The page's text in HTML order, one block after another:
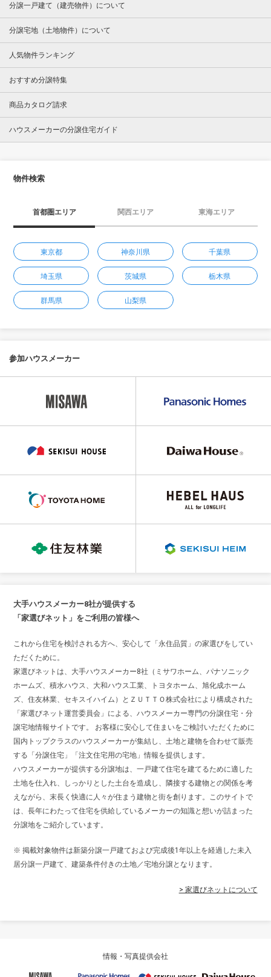
分譲一戸建て（建売物件）について
分譲宅地（土地物件）について
人気物件ランキング
おすすめ分譲特集
商品カタログ請求
ハウスメーカーの分譲住宅ガイド
物件検索
首都圏エリア 関西エリア 東海エリア
東京都 神奈川県 千葉県
埼玉県 茨城県 栃木県
群馬県 山梨県
参加ハウスメーカー
大手ハウスメーカー8社が提供する
「家選びネット」をご利用の皆様へ
これから住宅を検討される方へ、安心して「永住品質」の家選びをしてい
ただくために。
家選びネットは、大手ハウスメーカー8社（ミサワホーム、パナソニック
ホームズ、積水ハウス、大和ハウス工業、トヨタホーム、旭化成ホーム
ズ、住友林業、セキスイハイム）とＺＵＴＴＯ株式会社により構成された
「家選びネット運営委員会」による、ハウスメーカー専門の分譲住宅・分
譲宅地情報サイトです。 お客様に安心して住まいをご検討いただくために
国内トップクラスのハウスメーカーが集結し、土地と建物を合わせて販売
する「分譲住宅」「注文住宅用の宅地」情報を提供します。
ハウスメーカーが提供する分譲地は、一戸建て住宅を建てるために適した
土地を仕入れ、しっかりとした土台を造成し、隣接する建物との関係を考
えながら、末長く快適に人々が住まう建物と街を創ります。このサイトで
は、長年にわたって住宅を供給しているメーカーの知識と想いが詰まった
分譲地をご紹介しています。
※ 掲載対象物件は新築分譲一戸建ておよび完成後1年以上を経過した未入
居分譲一戸建て、建築条件付きの土地／宅地分譲となります。
> 家選びネットについて
情報・写真提供会社